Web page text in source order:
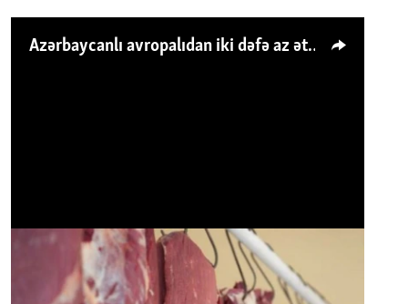
Azərbaycanlı avropalıdan iki dəfə az ət yeyir, amma... 'Qiymət artımı qaçılmazdır'